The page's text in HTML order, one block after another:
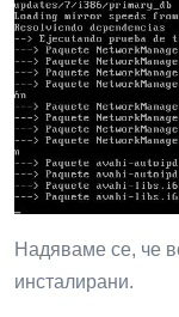
Надяваме се, че
инсталирани.